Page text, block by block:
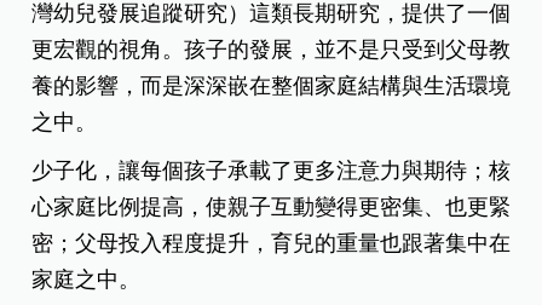
灣幼兒發展追蹤研究）這類長期研究，提供了一個
更宏觀的視角。孩子的發展，並不是只受到父母教
養的影響，而是深深嵌在整個家庭結構與生活環境
之中。
少子化，讓每個孩子承載了更多注意力與期待；核
心家庭比例提高，使親子互動變得更密集、也更緊
密；父母投入程度提升，育兒的重量也跟著集中在
家庭之中。